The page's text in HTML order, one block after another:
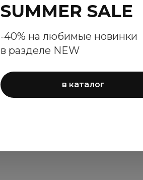
SUMMER SALE
-40% на любимые новинки
в разделе NEW
в каталог